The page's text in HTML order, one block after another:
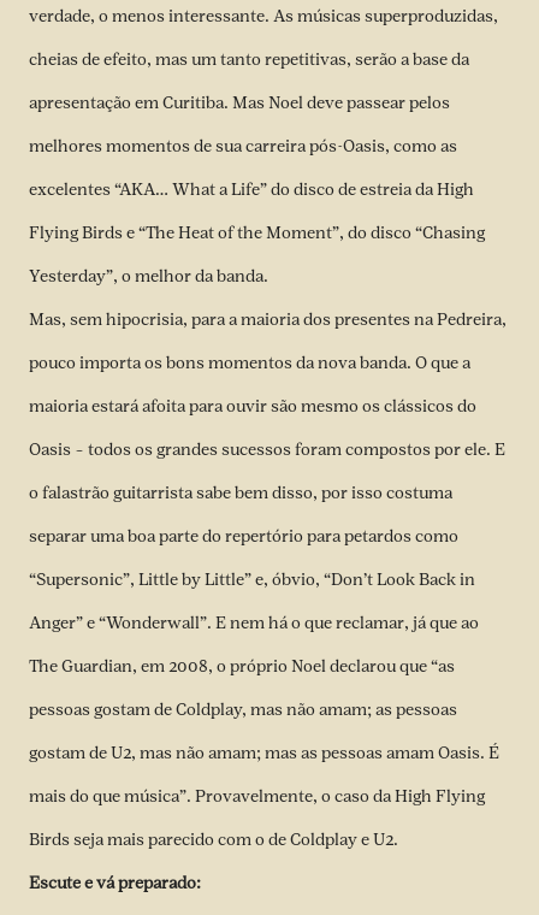
verdade, o menos interessante. As músicas superproduzidas,
cheias de efeito, mas um tanto repetitivas, serão a base da
apresentação em Curitiba. Mas Noel deve passear pelos
melhores momentos de sua carreira pós-Oasis, como as
excelentes “AKA… What a Life” do disco de estreia da High
Flying Birds e “The Heat of the Moment”, do disco “Chasing
Yesterday”, o melhor da banda.
Mas, sem hipocrisia, para a maioria dos presentes na Pedreira,
pouco importa os bons momentos da nova banda. O que a
maioria estará afoita para ouvir são mesmo os clássicos do
Oasis – todos os grandes sucessos foram compostos por ele. E
o falastrão guitarrista sabe bem disso, por isso costuma
separar uma boa parte do repertório para petardos como
“Supersonic”, Little by Little” e, óbvio, “Don’t Look Back in
Anger” e “Wonderwall”. E nem há o que reclamar, já que ao
The Guardian, em 2008, o próprio Noel declarou que “as
pessoas gostam de Coldplay, mas não amam; as pessoas
gostam de U2, mas não amam; mas as pessoas amam Oasis. É
mais do que música”. Provavelmente, o caso da High Flying
Birds seja mais parecido com o de Coldplay e U2.
Escute e vá preparado: